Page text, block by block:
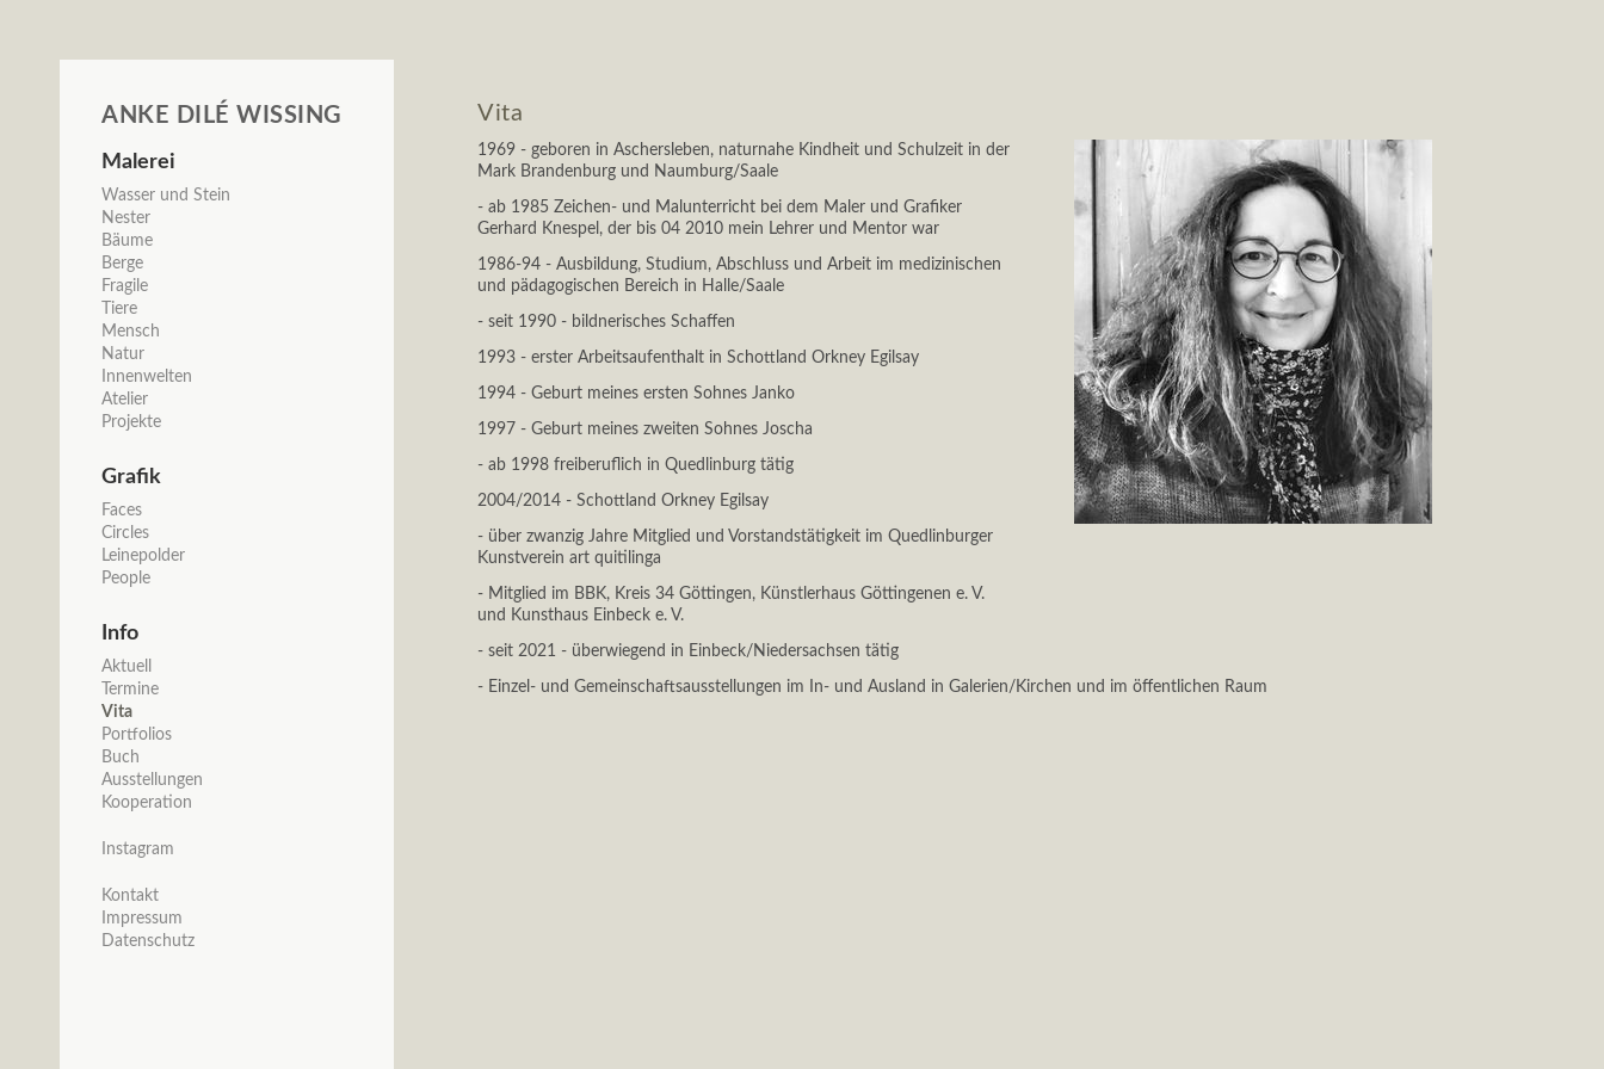
Vita
1969 - geboren in Aschersleben, naturnahe Kindheit und Schulzeit in der
Mark Brandenburg und Naumburg/Saale
- ab 1985 Zeichen- und Malunterricht bei dem Maler und Grafiker
Gerhard Knespel, der bis 04 2010 mein Lehrer und Mentor war
1986-94 - Ausbildung, Studium, Abschluss und Arbeit im medizinischen
und pädagogischen Bereich in Halle/Saale
- seit 1990 - bildnerisches Schaffen
1993 - erster Arbeitsaufenthalt in Schottland Orkney Egilsay
1994 - Geburt meines ersten Sohnes Janko
1997 - Geburt meines zweiten Sohnes Joscha
- ab 1998 freiberuflich in Quedlinburg tätig
2004/2014 - Schottland Orkney Egilsay
- über zwanzig Jahre Mitglied und Vorstandstätigkeit im Quedlinburger
Kunstverein art quitilinga
- Mitglied im BBK, Kreis 34 Göttingen, Künstlerhaus Göttingenen e. V.
und Kunsthaus Einbeck e. V.
- seit 2021 - überwiegend in Einbeck/Niedersachsen tätig
- Einzel- und Gemeinschaftsausstellungen im In- und Ausland in Galerien/Kirchen und im öffentlichen Raum
ANKE DILÉ WISSING
Malerei
Navigation
überspringen
Wasser und Stein
Nester
Bäume
Berge
Fragile
Tiere
Mensch
Natur
Innenwelten
Atelier
Projekte
Grafik
Navigation
überspringen
Faces
Circles
Leinepolder
People
Info
Navigation
überspringen
Aktuell
Termine
Vita
Portfolios
Buch
Ausstellungen
Kooperation
Instagram
Kontakt
Impressum
Datenschutz